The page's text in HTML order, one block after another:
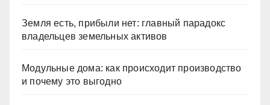
Земля есть, прибыли нет: главный парадокс
владельцев земельных активов
Модульные дома: как происходит производство
и почему это выгодно